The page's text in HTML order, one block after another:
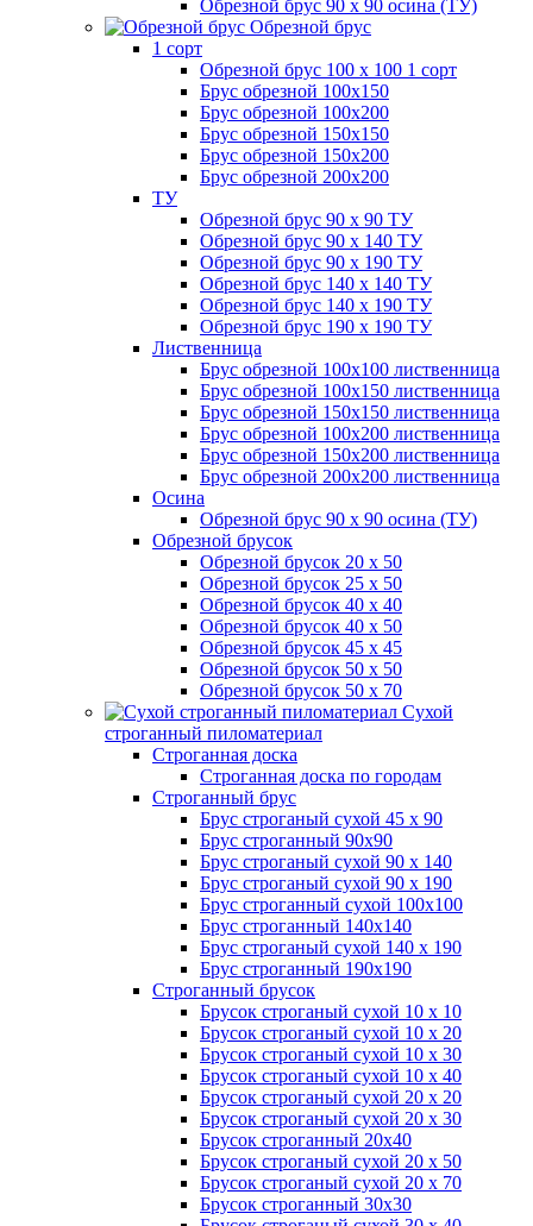
Обрезной брус 90 х 90 осина (ТУ)
Обрезной брус
1 сорт
Обрезной брус 100 х 100 1 сорт
Брус обрезной 100х150
Брус обрезной 100х200
Брус обрезной 150х150
Брус обрезной 150х200
Брус обрезной 200х200
ТУ
Обрезной брус 90 х 90 ТУ
Обрезной брус 90 х 140 ТУ
Обрезной брус 90 х 190 ТУ
Обрезной брус 140 х 140 ТУ
Обрезной брус 140 х 190 ТУ
Обрезной брус 190 х 190 ТУ
Лиственница
Брус обрезной 100х100 лиственница
Брус обрезной 100х150 лиственница
Брус обрезной 150х150 лиственница
Брус обрезной 100х200 лиственница
Брус обрезной 150х200 лиственница
Брус обрезной 200х200 лиственница
Осина
Обрезной брус 90 х 90 осина (ТУ)
Обрезной брусок
Обрезной брусок 20 х 50
Обрезной брусок 25 х 50
Обрезной брусок 40 х 40
Обрезной брусок 40 х 50
Обрезной брусок 45 х 45
Обрезной брусок 50 х 50
Обрезной брусок 50 х 70
Сухой
строганный пиломатериал
Строганная доска
Строганная доска по городам
Строганный брус
Брус строганый сухой 45 х 90
Брус строганный 90х90
Брус строганый сухой 90 х 140
Брус строганый сухой 90 х 190
Брус строганный сухой 100х100
Брус строганный 140х140
Брус строганый сухой 140 х 190
Брус строганный 190х190
Строганный брусок
Брусок строганый сухой 10 х 10
Брусок строганый сухой 10 х 20
Брусок строганый сухой 10 х 30
Брусок строганый сухой 10 х 40
Брусок строганый сухой 20 х 20
Брусок строганый сухой 20 х 30
Брусок строганный 20х40
Брусок строганый сухой 20 х 50
Брусок строганый сухой 20 х 70
Брусок строганный 30х30